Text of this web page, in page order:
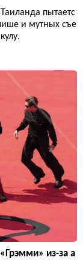
пытаетс
и мутных съе
«Грэмми» из-за а